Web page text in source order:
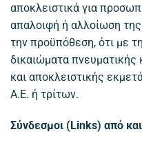
αποκλειστικά για
απαλοιφή ή αλλοίωση
την προϋπόθεση, ότι με
δικαιώματα πνευματικής
και αποκλειστικής
Α.Ε. ή τρίτων.
Σύνδεσμοι (Links) από